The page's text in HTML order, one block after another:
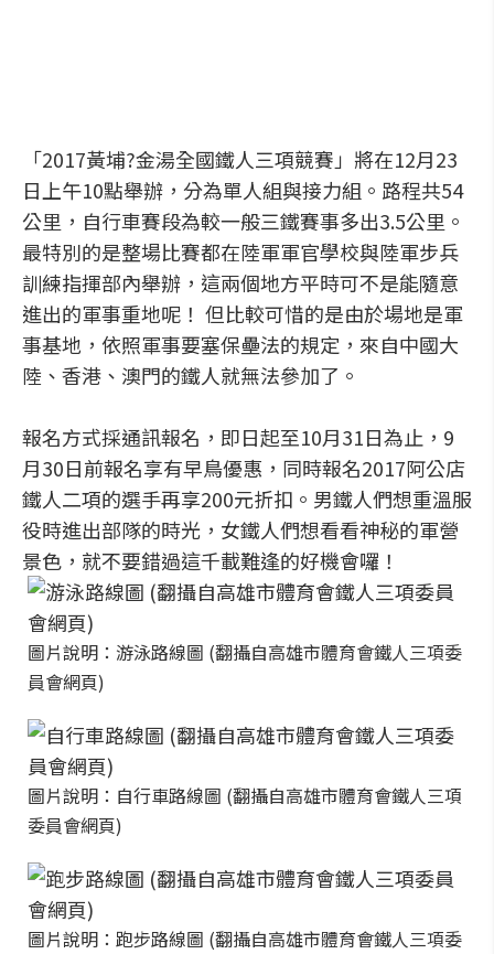
「2017黃埔?金湯全國鐵人三項競賽」將在12月23
日上午10點舉辦，分為單人組與接力組。路程共54
公里，自行車賽段為較一般三鐵賽事多出3.5公里。
最特別的是整場比賽都在陸軍軍官學校與陸軍步兵
訓練指揮部內舉辦，這兩個地方平時可不是能隨意
進出的軍事重地呢！ 但比較可惜的是由於場地是軍
事基地，依照軍事要塞保壘法的規定，來自中國大
陸、香港、澳門的鐵人就無法參加了。
報名方式採通訊報名，即日起至10月31日為止，9
月30日前報名享有早鳥優惠，同時報名2017阿公店
鐵人二項的選手再享200元折扣。男鐵人們想重溫服
役時進出部隊的時光，女鐵人們想看看神秘的軍營
景色，就不要錯過這千載難逢的好機會囉！
圖片說明：游泳路線圖 (翻攝自高雄市體育會鐵人三項委
員會網頁)
圖片說明：自行車路線圖 (翻攝自高雄市體育會鐵人三項
委員會網頁)
圖片說明：跑步路線圖 (翻攝自高雄市體育會鐵人三項委